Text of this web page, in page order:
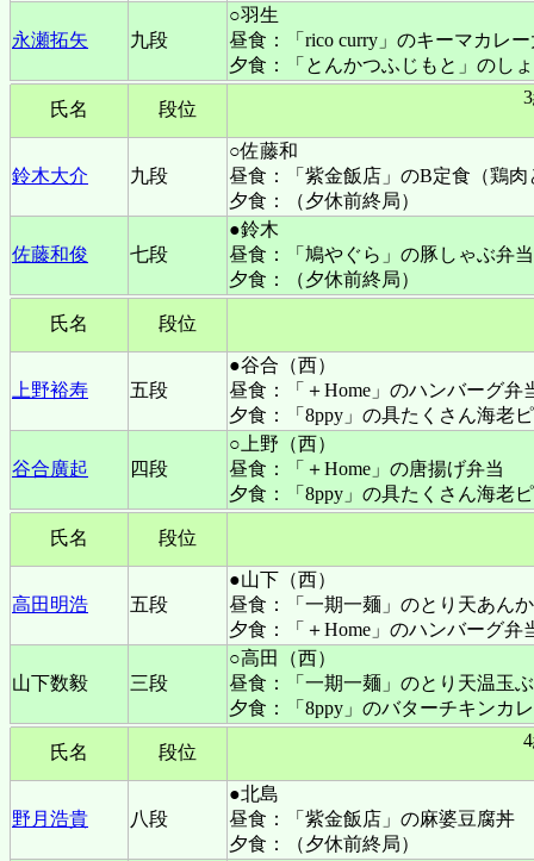
永瀬拓矢 九段
○羽生
昼食：「rico curry」のキーマカレ
夕食：「とんかつふじもと」のし
氏名 段位
鈴木大介 九段
○佐藤和
昼食：「紫金飯店」のB定食（鶏
夕食：（夕休前終局）
佐藤和俊 七段
●鈴木
昼食：「鳩やぐら」の豚しゃぶ弁
夕食：（夕休前終局）
氏名 段位
上野裕寿 五段
●谷合（西）
昼食：「＋Home」のハンバーグ弁
夕食：「8ppy」の具たくさん海老
谷合廣起 四段
○上野（西）
昼食：「＋Home」の唐揚げ弁当
夕食：「8ppy」の具たくさん海老
氏名 段位
高田明浩 五段
●山下（西）
昼食：「一期一麺」のとり天あん
夕食：「＋Home」のハンバーグ
山下数毅 三段
○高田（西）
昼食：「一期一麺」のとり天温玉
夕食：「8ppy」のバターチキンカ
氏名 段位
野月浩貴 八段
●北島
昼食：「紫金飯店」の麻婆豆腐丼
夕食：（夕休前終局）